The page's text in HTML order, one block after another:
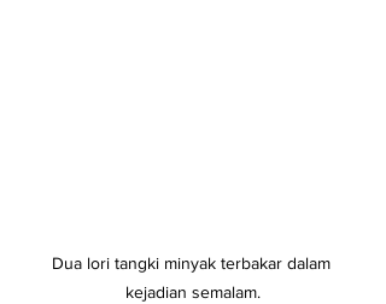
Dua lori tangki minyak terbakar dalam
kejadian semalam.